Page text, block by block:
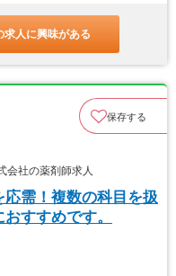
求人に興味がある
保存する
社の薬剤師求人
需！複数の科目を扱
すすめです。